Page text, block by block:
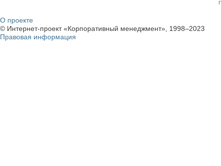
О проекте
© Интернет-проект «Корпоративный менеджмент», 1998–2023
Правовая информация